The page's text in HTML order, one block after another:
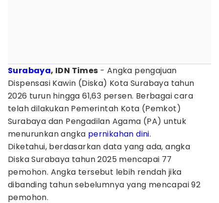
Surabaya, IDN Times - Angka pengajuan
Dispensasi Kawin (Diska) Kota Surabaya tahun
2026 turun hingga 61,63 persen. Berbagai cara
telah dilakukan Pemerintah Kota (Pemkot)
Surabaya dan Pengadilan Agama (PA) untuk
menurunkan angka pernikahan dini.
Diketahui, berdasarkan data yang ada, angka
Diska Surabaya tahun 2025 mencapai 77
pemohon. Angka tersebut lebih rendah jika
dibanding tahun sebelumnya yang mencapai 92
pemohon.